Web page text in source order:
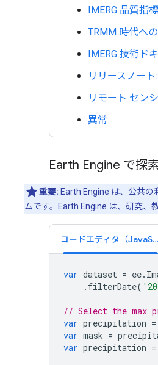
IMERG 品質指標
TRMM 時代へ
IMERG 技術ド
リリースノー
リモート セン
異常
Earth Engine で探
重要: Earth Engine は、公共
ムです。Earth Engine は、研究、
コードエディタ（JavaScript）
var dataset = ee.
. filterDate(
// Select the max
var precipitation =
var mask =
var precipitation =